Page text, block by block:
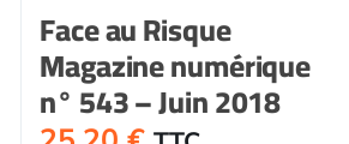
Face au Risque
Magazine numérique
n° 543 – Juin 2018